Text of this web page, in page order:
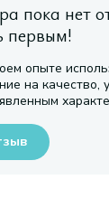
пока нет
первым!
опыте
на качество,